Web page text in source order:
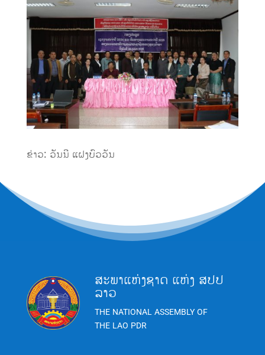
ຂ່າວ: ວັນນີ ແຝງບົວວັນ
ສະພາແຫ່ງຊາດ ແຫ່ງ ສປປ
ລາວ
THE NATIONAL ASSEMBLY OF
THE LAO PDR